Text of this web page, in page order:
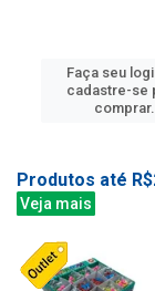
Faça seu
cadastre-se
comprar.
Produtos até
Veja mais